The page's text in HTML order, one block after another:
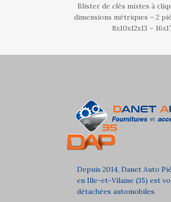
Blister de clés mixtes à
dimensions métriques – 2
8x10x12x13 –
Depuis 2014, Danet Auto
en Ille-et-Vilaine (35) est
détachées automobiles.